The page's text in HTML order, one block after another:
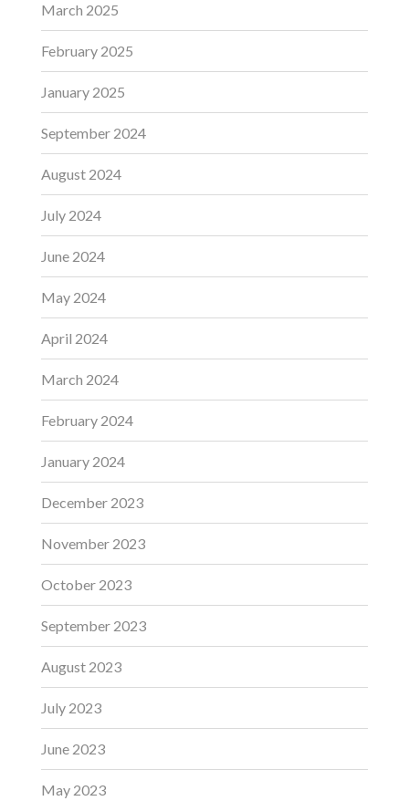
March 2025
February 2025
January 2025
September 2024
August 2024
July 2024
June 2024
May 2024
April 2024
March 2024
February 2024
January 2024
December 2023
November 2023
October 2023
September 2023
August 2023
July 2023
June 2023
May 2023